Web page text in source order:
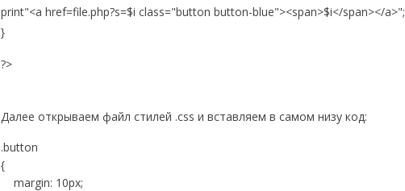
print"<a href=file.php?s=$i class="button button-blue"><span>$i</span></a>";
}
?>
Далее открываем файл стилей .css и вставляем в самом низу код:
.button
{
margin: 10px;